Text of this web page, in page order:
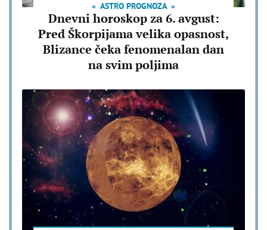
ASTRO PROGNOZA
Dnevni horoskop za 6. avgust:
Pred Škorpijama velika opasnost,
Blizance čeka fenomenalan dan
na svim poljima